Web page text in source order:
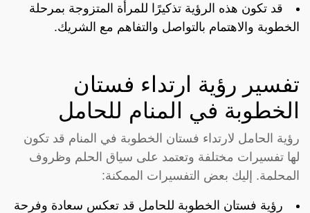
قد تكون هذه الرؤية تذكيرًا للمرأة المتزوجة بمرحلة
الخطوبة والاهتمام بالتواصل والتفاهم مع الشريك.
تفسير رؤية ارتداء فستان
الخطوبة في المنام للحامل
رؤية الحامل لارتداء فستان الخطوبة في المنام قد تكون
لها تفسيرات مختلفة وتعتمد على سياق الحلم وظروف
المحلمة. إليك بعض التفسيرات الممكنة:
رؤية فستان الخطوبة للحامل قد تعكس سعادة وفرحة